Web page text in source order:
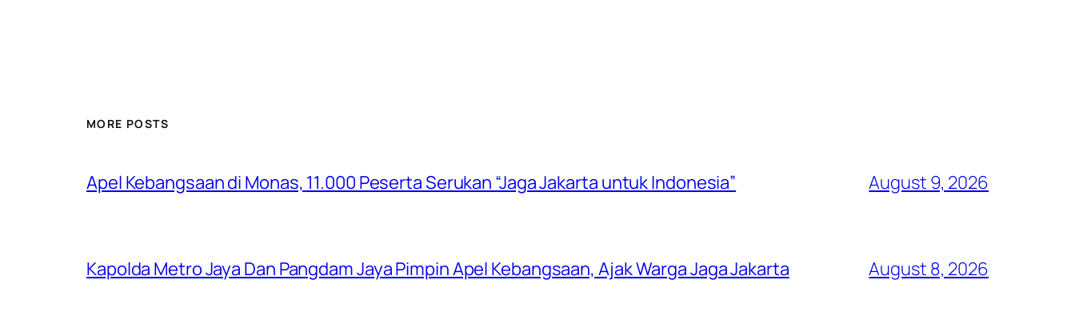
MORE POSTS
Apel Kebangsaan di Monas, 11.000 Peserta Serukan “Jaga Jakarta untuk Indonesia” August 9, 2026
Kapolda Metro Jaya Dan Pangdam Jaya Pimpin Apel Kebangsaan, Ajak Warga Jaga Jakarta August 8, 2026